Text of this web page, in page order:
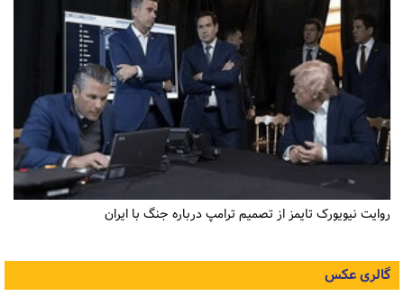
روایت نیویورک تایمز از تصمیم ترامپ درباره جنگ با ایران
گالری عکس